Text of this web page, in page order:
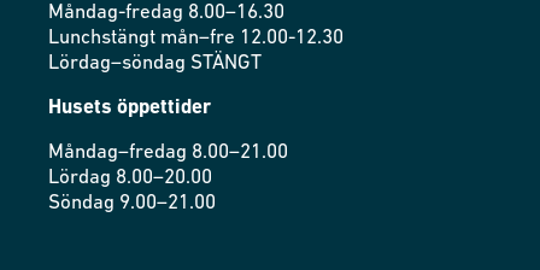
Måndag-fredag 8.00–16.30
Lunchstängt mån–fre 12.00-12.30
Lördag–söndag STÄNGT
Husets öppettider
Måndag–fredag 8.00–21.00
Lördag 8.00–20.00
Söndag 9.00–21.00